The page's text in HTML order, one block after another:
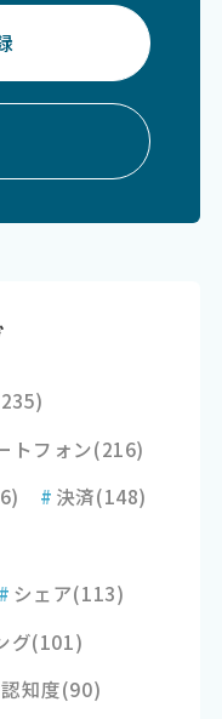
トフォン(216)
# 決済(148)
# シェア(113)
グ(101)
認知度(90)